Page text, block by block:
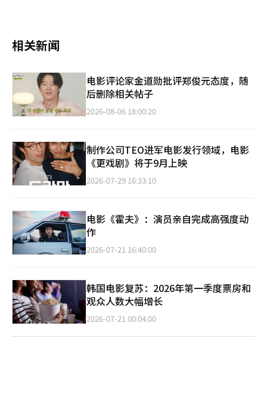
相关新闻
电影评论家金道勋批评郑俊元态度，随
后删除相关帖子
2026-08-06 18:00:20
制作公司TEO进军电影发行领域，电影
《更戏剧》将于9月上映
2026-07-29 16:33:10
电影《霍夫》：演员亲自完成高强度动
作
2026-07-21 16:40:00
韩国电影复苏：2026年第一季度票房和
观众人数大幅增长
2026-07-21 00:04:00